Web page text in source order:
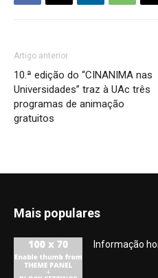
Artigo anterior
10.ª edição do “CINANIMA nas
Universidades” traz à UAc três
programas de animação
gratuitos
Mais populares
Informação